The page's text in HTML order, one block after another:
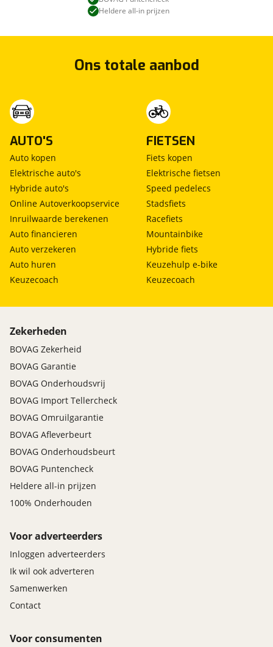
Heldere all-in prijzen
Ons totale aanbod
AUTO'S
Auto kopen
Elektrische auto's
Hybride auto's
Online Autoverkoopservice
Inruilwaarde berekenen
Auto financieren
Auto verzekeren
Auto huren
Keuzecoach
FIETSEN
Fiets kopen
Elektrische fietsen
Speed pedelecs
Stadsfiets
Racefiets
Mountainbike
Hybride fiets
Keuzehulp e-bike
Keuzecoach
Zekerheden
BOVAG Zekerheid
BOVAG Garantie
BOVAG Onderhoudsvrij
BOVAG Import Tellercheck
BOVAG Omruilgarantie
BOVAG Afleverbeurt
BOVAG Onderhoudsbeurt
BOVAG Puntencheck
Heldere all-in prijzen
100% Onderhouden
Voor adverteerders
Inloggen adverteerders
Ik wil ook adverteren
Samenwerken
Contact
Voor consumenten